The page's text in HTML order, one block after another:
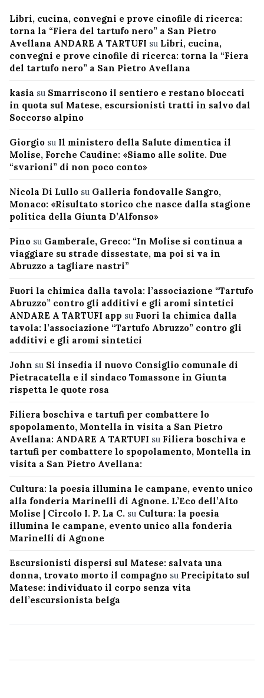
Libri, cucina, convegni e prove cinofile di ricerca:
torna la “Fiera del tartufo nero” a San Pietro
Avellana ANDARE A TARTUFI su Libri, cucina,
convegni e prove cinofile di ricerca: torna la “Fiera
del tartufo nero” a San Pietro Avellana
kasia su Smarriscono il sentiero e restano bloccati
in quota sul Matese, escursionisti tratti in salvo dal
Soccorso alpino
Giorgio su Il ministero della Salute dimentica il
Molise, Forche Caudine: «Siamo alle solite. Due
“svarioni” di non poco conto»
Nicola Di Lullo su Galleria fondovalle Sangro,
Monaco: «Risultato storico che nasce dalla stagione
politica della Giunta D’Alfonso»
Pino su Gamberale, Greco: “In Molise si continua a
viaggiare su strade dissestate, ma poi si va in
Abruzzo a tagliare nastri”
Fuori la chimica dalla tavola: l’associazione “Tartufo
Abruzzo” contro gli additivi e gli aromi sintetici
ANDARE A TARTUFI app su Fuori la chimica dalla
tavola: l’associazione “Tartufo Abruzzo” contro gli
additivi e gli aromi sintetici
John su Si insedia il nuovo Consiglio comunale di
Pietracatella e il sindaco Tomassone in Giunta
rispetta le quote rosa
Filiera boschiva e tartufi per combattere lo
spopolamento, Montella in visita a San Pietro
Avellana: ANDARE A TARTUFI su Filiera boschiva e
tartufi per combattere lo spopolamento, Montella in
visita a San Pietro Avellana:
Cultura: la poesia illumina le campane, evento unico
alla fonderia Marinelli di Agnone. L’Eco dell’Alto
Molise | Circolo I. P. La C. su Cultura: la poesia
illumina le campane, evento unico alla fonderia
Marinelli di Agnone
Escursionisti dispersi sul Matese: salvata una
donna, trovato morto il compagno su Precipitato sul
Matese: individuato il corpo senza vita
dell’escursionista belga